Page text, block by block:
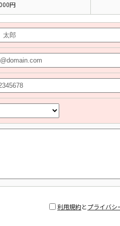
円
利用規約とプライバシ